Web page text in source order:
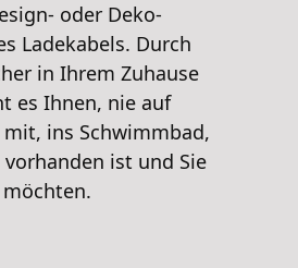
oder Deko-
Ladekabels. Durch
in Ihrem Zuhause
es Ihnen, nie auf
ins Schwimmbad,
ist und Sie